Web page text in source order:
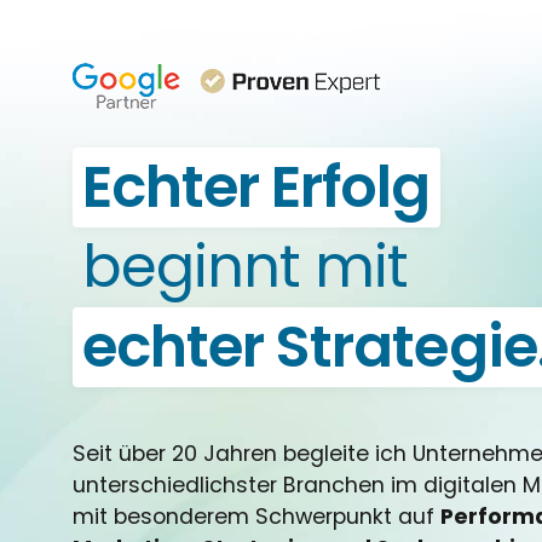
Echter Erfolg
beginnt mit
echter
Seit über 20 Jahren begleite ich
unterschiedlichster Branchen im digitalen
mit besonderem Schwerpunkt auf